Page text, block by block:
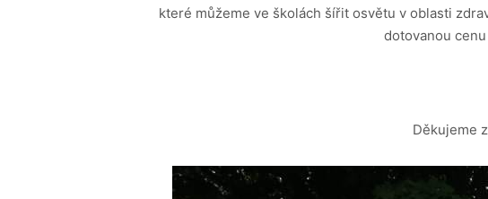
které můžeme ve školách šířit osvětu v oblasti
dotovanou
Děkujeme